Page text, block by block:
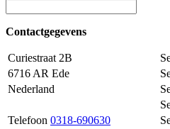
Contactgegevens
Curiestraat 2B
6716 AR Ede
Nederland
Telefoon 0318-690630